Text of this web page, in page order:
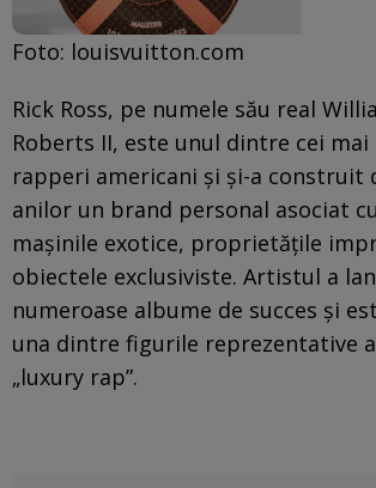
Foto: louisvuitton.com
Rick Ross, pe numele său real
Roberts II, este unul dintre cei mai
rapperi americani și și-a construit
anilor un brand personal asociat
mașinile exotice, proprietățile
obiectele exclusiviste. Artistul a
numeroase albume de succes și
una dintre figurile reprezentative
„luxury rap”.